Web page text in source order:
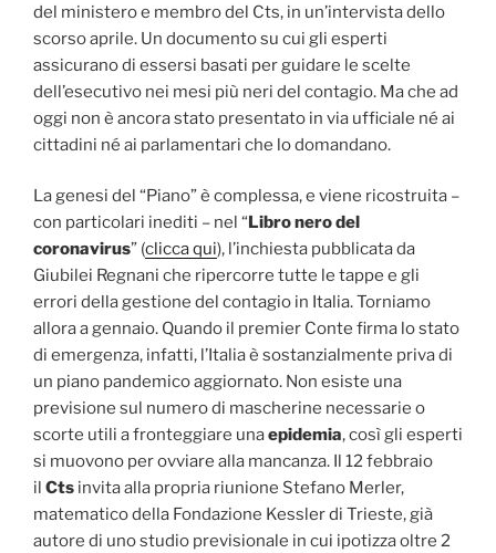
del ministero e membro del Cts, in un’intervista dello
scorso aprile. Un documento su cui gli esperti
assicurano di essersi basati per guidare le scelte
dell’esecutivo nei mesi più neri del contagio. Ma che ad
oggi non è ancora stato presentato in via ufficiale né ai
cittadini né ai parlamentari che lo domandano.
La genesi del “Piano” è complessa, e viene ricostruita –
con particolari inediti – nel “Libro nero del
coronavirus” (clicca qui), l’inchiesta pubblicata da
Giubilei Regnani che ripercorre tutte le tappe e gli
errori della gestione del contagio in Italia. Torniamo
allora a gennaio. Quando il premier Conte firma lo stato
di emergenza, infatti, l’Italia è sostanzialmente priva di
un piano pandemico aggiornato. Non esiste una
previsione sul numero di mascherine necessarie o
scorte utili a fronteggiare unaepidemia, così gli esperti
si muovono per ovviare alla mancanza. Il 12 febbraio
il Cts invita alla propria riunione Stefano Merler,
matematico della Fondazione Kessler di Trieste, già
autore di uno studio previsionale in cui ipotizza oltre 2